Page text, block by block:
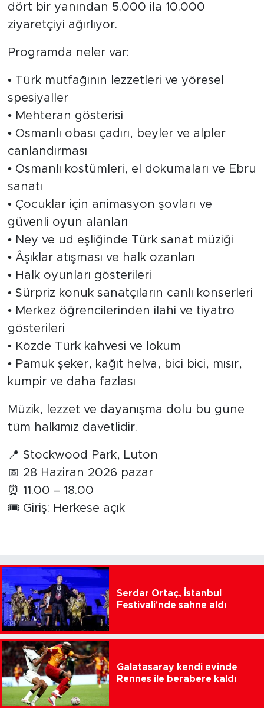
dört bir yanından 5.000 ila 10.000
ziyaretçiyi ağırlıyor.
Programda neler var:
• Türk mutfağının lezzetleri ve yöresel
spesiyaller
• Mehteran gösterisi
• Osmanlı obası çadırı, beyler ve alpler
canlandırması
• Osmanlı kostümleri, el dokumaları ve Ebru
sanatı
• Çocuklar için animasyon şovları ve
güvenli oyun alanları
• Ney ve ud eşliğinde Türk sanat müziği
• Âşıklar atışması ve halk ozanları
• Halk oyunları gösterileri
• Sürpriz konuk sanatçıların canlı konserleri
• Merkez öğrencilerinden ilahi ve tiyatro
gösterileri
• Közde Türk kahvesi ve lokum
• Pamuk şeker, kağıt helva, bici bici, mısır,
kumpir ve daha fazlası
Müzik, lezzet ve dayanışma dolu bu güne
tüm halkımız davetlidir.
📍 Stockwood Park, Luton
📅 28 Haziran 2026 pazar
⏰ 11.00 – 18.00
🎟️ Giriş: Herkese açık
Serdar Ortaç, İstanbul
Festivali'nde sahne aldı
Galatasaray kendi evinde
Rennes ile berabere kaldı